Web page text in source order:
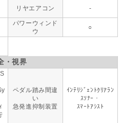
リヤエアコン -
パワーウィンド
ウ
○
・視界
ペダル踏み間違
い
急発進抑制装置
ｲﾝﾃﾘｼﾞｪﾝﾄｸﾘｱﾗﾝ
ｽｿﾅｰ・
ｽﾏｰﾄｱｼｽﾄ